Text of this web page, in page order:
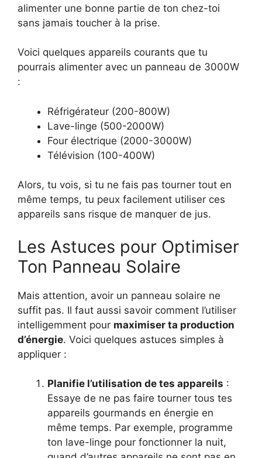
alimenter une bonne partie de ton chez-toi
sans jamais toucher à la prise.
Voici quelques appareils courants que tu
pourrais alimenter avec un panneau de 3000W
:
Réfrigérateur (200-800W)
Lave-linge (500-2000W)
Four électrique (2000-3000W)
Télévision (100-400W)
Alors, tu vois, si tu ne fais pas tourner tout en
même temps, tu peux facilement utiliser ces
appareils sans risque de manquer de jus.
Les Astuces pour Optimiser
Ton Panneau Solaire
Mais attention, avoir un panneau solaire ne
suffit pas. Il faut aussi savoir comment l’utiliser
intelligemment pour maximiser ta production
d’énergie. Voici quelques astuces simples à
appliquer :
Planifie l’utilisation de tes appareils :
Essaye de ne pas faire tourner tous tes
appareils gourmands en énergie en
même temps. Par exemple, programme
ton lave-linge pour fonctionner la nuit,